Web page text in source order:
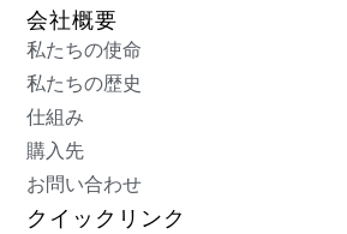
会社概要
私たちの使命
私たちの歴史
仕組み
購入先
お問い合わせ
クイックリンク